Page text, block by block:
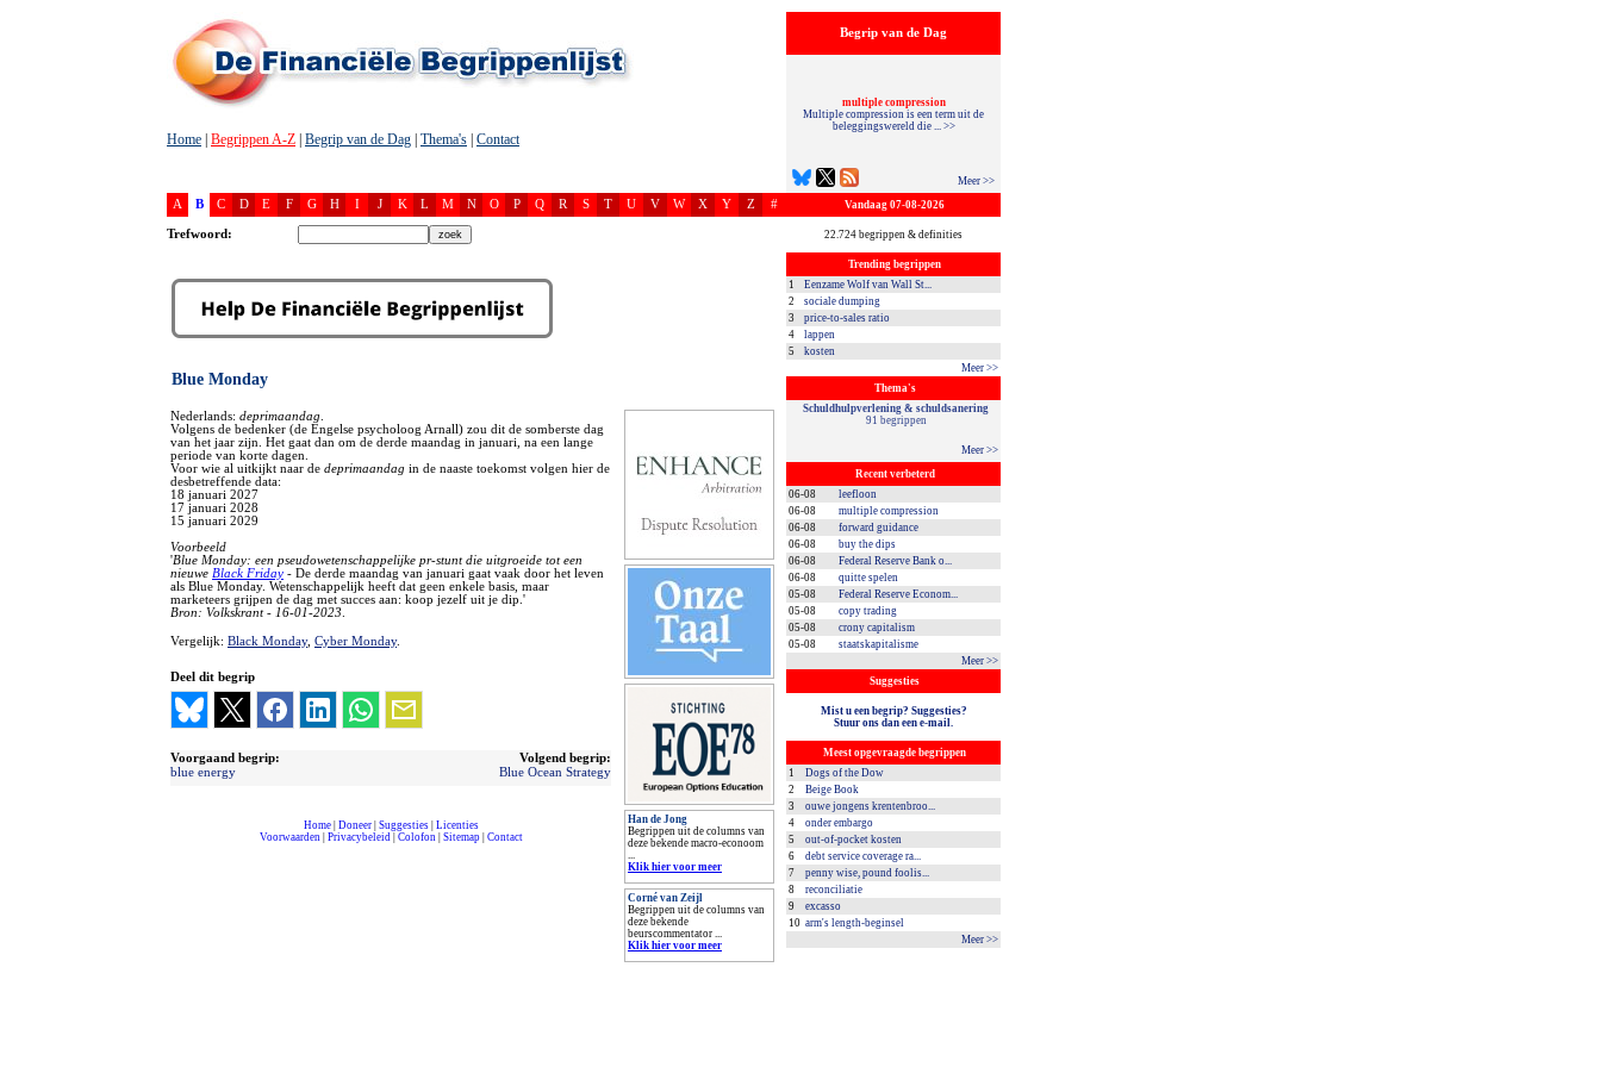
Home Begrippen A-Z Begrip van de Dag Thema's Contact
A B C D E F G H I J K L M N O P Q R S T U V W X Y Z #
Trefwoord:
Begrip van de Dag
Meer >>
multiple compression
Multiple compression is een term uit de
beleggingswereld die ... >>
Vandaag 07-08-2026
22.724 begrippen & definities
Trending begrippen
1
Eenzame Wolf van Wall St...
2
sociale dumping
3
price-to-sales ratio
4
lappen
5
kosten
Meer >>
Thema's
Schuldhulpverlening & schuldsanering
91 begrippen
Meer >>
Recent verbeterd
06-08
leefloon
06-08
multiple compression
06-08
forward guidance
06-08
buy the dips
06-08
Federal Reserve Bank o...
06-08
quitte spelen
05-08
Federal Reserve Econom...
05-08
copy trading
05-08
crony capitalism
05-08
staatskapitalisme
Meer >>
Suggesties
Mist u een begrip? Suggesties?
Stuur ons dan een e-mail.
Meest opgevraagde begrippen
1
Dogs of the Dow
2
Beige Book
3
ouwe jongens krentenbroo...
4
onder embargo
5
out-of-pocket kosten
6
debt service coverage ra...
7
penny wise, pound foolis...
8
reconciliatie
9
excasso
10 arm's length-beginsel
Meer >>
Blue Monday
Nederlands: deprimaandag
Volgens de bedenker (de Engelse psycholoog Arnall) zou dit de somberste dag
van het jaar zijn. Het gaat dan om de derde maandag in januari, na een lange
periode van korte dagen.
Voor wie al uitkijkt naar de deprimaandag in de naaste toekomst volgen hier de
desbetreffende data:
18 januari 2027
17 januari 2028
15 januari 2029
Voorbeeld
'Blue Monday: een pseudowetenschappelijke pr-stunt die uitgroeide tot een
nieuwe Black Friday - De derde maandag van januari gaat vaak door het leven
als Blue Monday. Wetenschappelijk heeft dat geen enkele basis, maar
marketeers grijpen de dag met succes aan: koop jezelf uit je dip.'
Bron: Volkskrant - 16-01-2023
Vergelijk: Black Monday, Cyber Monday.
Deel dit begrip
Voorgaand begrip:
blue energy
Volgend begrip:
Blue Ocean Strategy
Home| Doneer| Suggesties| Licenties
Voorwaarden| Privacybeleid| Colofon| Sitemap| Contact
Han de Jong
Begrippen uit de columns van
deze bekende macro-econoom
...
Klik hier voor meer
Corné van Zeijl
Begrippen uit de columns van
deze bekende
beurscommentator ...
Klik hier voor meer